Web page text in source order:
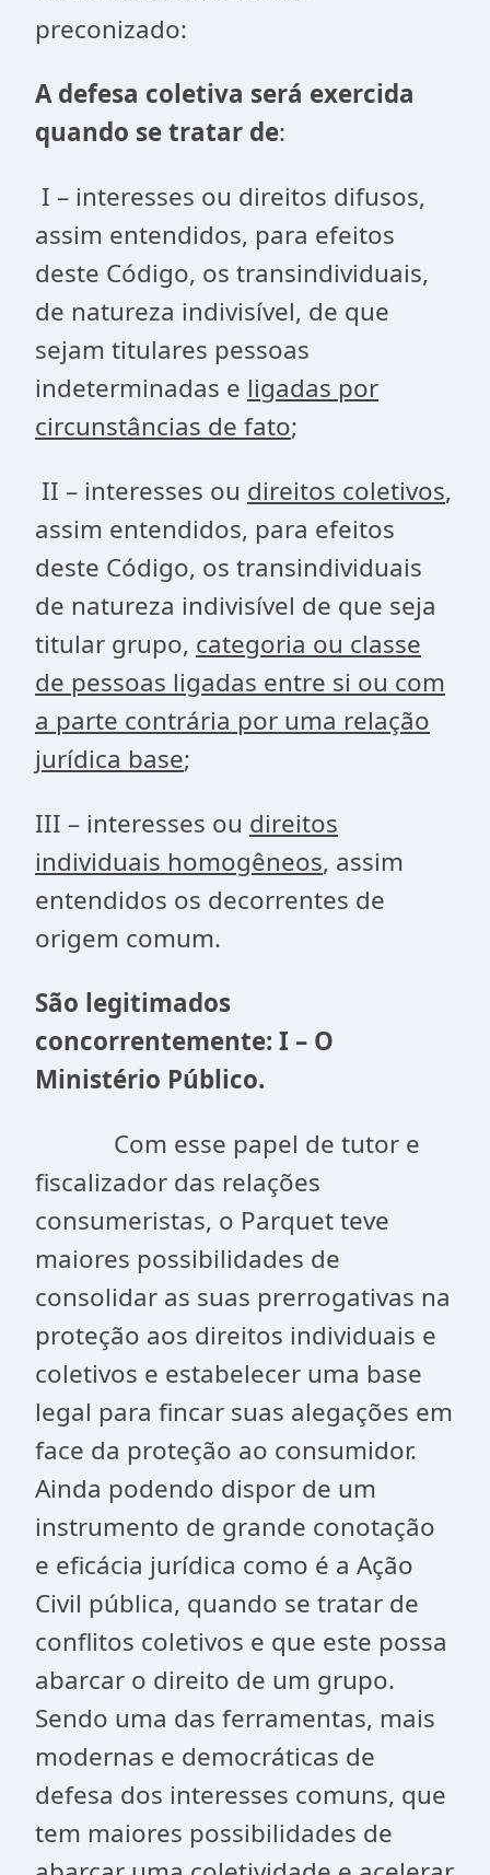
preconizado:
A defesa coletiva será exercida
quando se tratar de:
I – interesses ou direitos difusos,
assim entendidos, para efeitos
deste Código, os transindividuais,
de natureza indivisível, de que
sejam titulares pessoas
indeterminadas e ligadas por
circunstâncias de fato;
II – interesses ou direitos coletivos,
assim entendidos, para efeitos
deste Código, os transindividuais
de natureza indivisível de que seja
titular grupo, categoria ou classe
de pessoas ligadas entre si ou com
a parte contrária por uma relação
jurídica base;
III – interesses ou direitos
individuais homogêneos, assim
entendidos os decorrentes de
origem comum.
São legitimados
concorrentemente: I – O
Ministério Público.
Com esse papel de tutor e
fiscalizador das relações
consumeristas, o Parquet teve
maiores possibilidades de
consolidar as suas prerrogativas na
proteção aos direitos individuais e
coletivos e estabelecer uma base
legal para fincar suas alegações em
face da proteção ao consumidor.
Ainda podendo dispor de um
instrumento de grande conotação
e eficácia jurídica como é a Ação
Civil pública, quando se tratar de
conflitos coletivos e que este possa
abarcar o direito de um grupo.
Sendo uma das ferramentas, mais
modernas e democráticas de
defesa dos interesses comuns, que
tem maiores possibilidades de